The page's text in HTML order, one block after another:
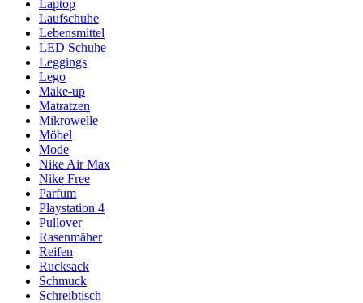
Laptop
Laufschuhe
Lebensmittel
LED Schuhe
Leggings
Lego
Make-up
Matratzen
Mikrowelle
Möbel
Mode
Nike Air Max
Nike Free
Parfum
Playstation 4
Pullover
Rasenmäher
Reifen
Rucksack
Schmuck
Schreibtisch